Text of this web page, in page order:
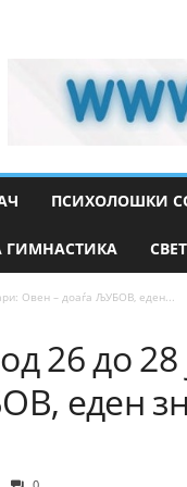
ПСИХОЛОШКИ
ГИМНАСТИКА
Овен – доаѓа ЉУБОВ, еден...
26 до 28
еден